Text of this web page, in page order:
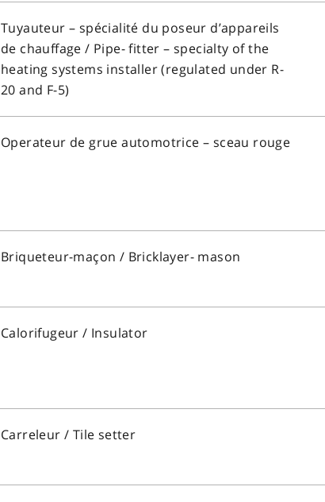
Tuyauteur – spécialité du poseur d’appareils
de chauffage/ Pipe- fitter – specialty of the
heating systems installer (regulated under R-
20 and F-5)
Operateur de grue automotrice – sceau rouge
Briqueteur-maçon / Bricklayer- mason
Calorifugeur / Insulator
Carreleur / Tile setter